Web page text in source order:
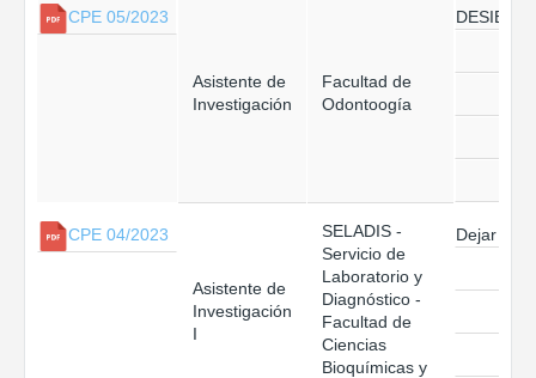
CPE 05/2023
Asistente de
Investigación
Facultad de
Odontoogía
DESIERTA
CPE 04/2023
Asistente de
Investigación
I
SELADIS -
Servicio de
Laboratorio y
Diagnóstico -
Facultad de
Ciencias
Bioquímicas y
Dejar sin